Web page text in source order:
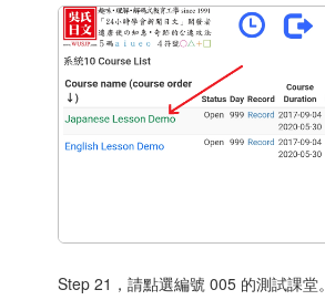
Step 21，請點選編號 005 的測試課堂。